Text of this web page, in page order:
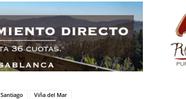
Santiago Viña del Mar